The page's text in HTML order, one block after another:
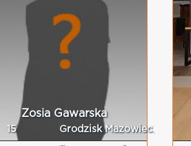
Zosia Gawarska
15 Grodzisk Mazowiecki